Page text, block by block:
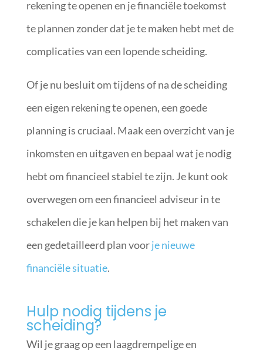
rekening te openen en je financiële toekomst
te plannen zonder dat je te maken hebt met de
complicaties van een lopende scheiding.
Of je nu besluit om tijdens of na de scheiding
een eigen rekening te openen, een goede
planning is cruciaal. Maak een overzicht van je
inkomsten en uitgaven en bepaal wat je nodig
hebt om financieel stabiel te zijn. Je kunt ook
overwegen om een financieel adviseur in te
schakelen die je kan helpen bij het maken van
een gedetailleerd plan voorje nieuwe
financiële situatie.
Hulp nodig tijdens je
scheiding?
Wil je graag op een laagdrempelige en